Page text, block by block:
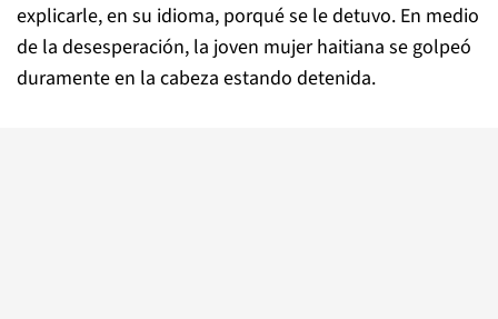
explicarle, en su idioma, porqué se le detuvo. En medio
de la desesperación, la joven mujer haitiana se golpeó
duramente en la cabeza estando detenida.